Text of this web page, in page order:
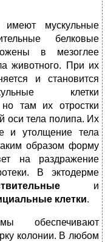
имеют мускульные
белковые
в мезоглее
животного. При их
и становится
клетки
там их отростки
оси тела полипа. Их
и утолщение тела
образом форму
на раздражение
В эктодерме
и
клетки.
обеспечивают
колонии. В любом